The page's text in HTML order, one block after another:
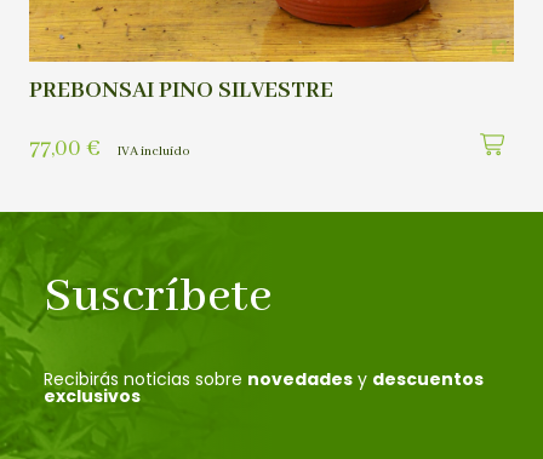
PREBONSAI PINO SILVESTRE
77,00 € IVA incluído
Suscríbete
Recibirás noticias sobre novedades y descuentos
exclusivos